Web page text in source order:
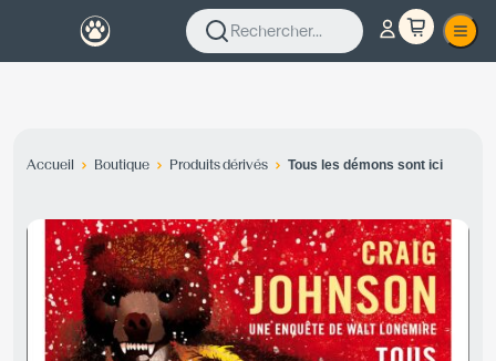
Rechercher...
Accueil Boutique Produits dérivés Tous les démons sont ici